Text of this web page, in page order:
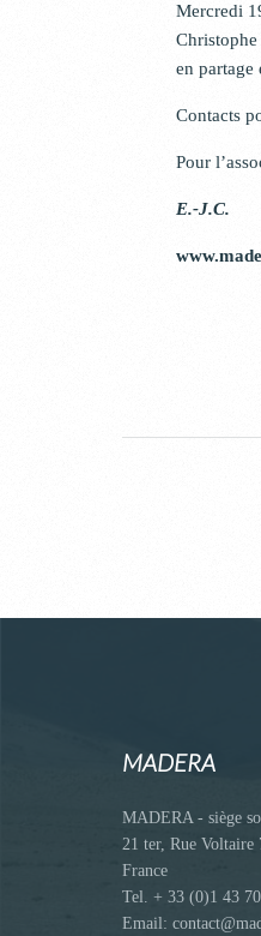
Mercredi
en
Contacts
Pour
E.-J.C.
MADERA
MADERA - siège
21 ter, Rue Voltaire
France
Tel. + 33 (0)1 43
Email: